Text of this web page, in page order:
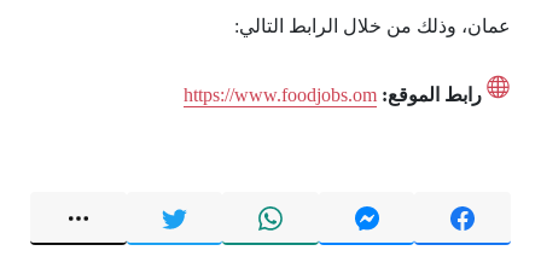
عمان، وذلك من خلال الرابط التالي:
رابط الموقع: https://www.foodjobs.om